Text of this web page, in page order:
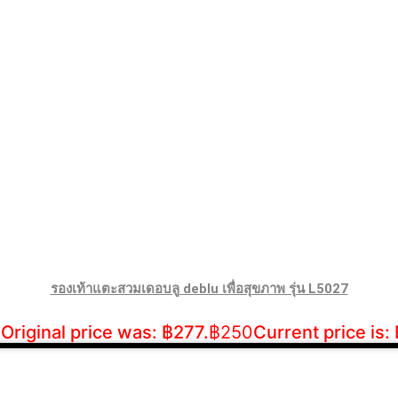
รองเท้าแตะสวมเดอบลู deblu เพื่อสุขภาพ รุ่น L5027
Original price was: ฿277.฿250Current price is: